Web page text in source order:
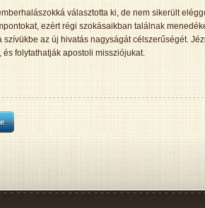
választotta ki, de nem sikerült
ezért régi szokásaikban találnak
szívükbe az új hivatás nagyságát célszerűségét.
és folytathatják apostoli missziójukat.